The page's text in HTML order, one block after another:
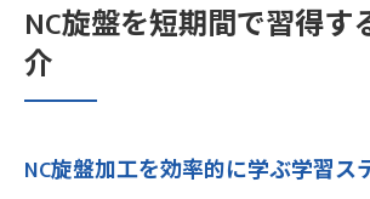
NC旋盤を短期間で習得す
介
NC旋盤加工を効率的に学ぶ学習ス